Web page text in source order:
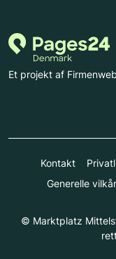
Et projekt af
Kontakt
Generelle
© Marktplatz